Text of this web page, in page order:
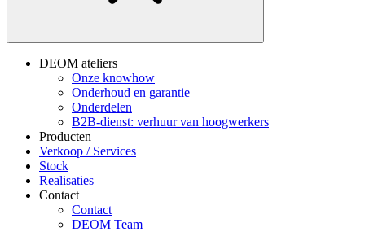
DEOM ateliers
Onze knowhow
Onderhoud en garantie
Onderdelen
B2B-dienst: verhuur van hoogwerkers
Producten
Verkoop / Services
Stock
Realisaties
Contact
Contact
DEOM Team